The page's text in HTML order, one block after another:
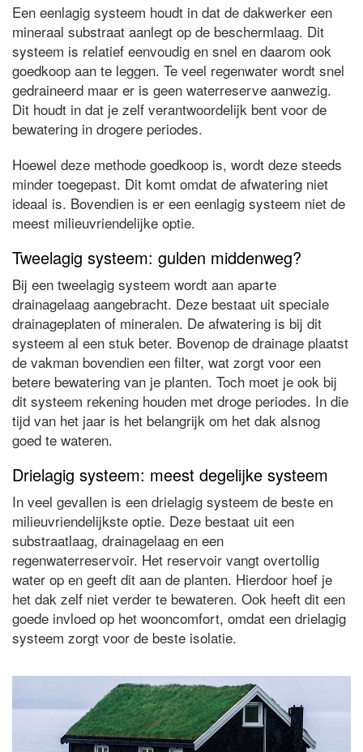
Een eenlagig systeem houdt in dat de dakwerker een
mineraal substraat aanlegt op de beschermlaag. Dit
systeem is relatief eenvoudig en snel en daarom ook
goedkoop aan te leggen. Te veel regenwater wordt snel
gedraineerd maar er is geen waterreserve aanwezig.
Dit houdt in dat je zelf verantwoordelijk bent voor de
bewatering in drogere periodes.
Hoewel deze methode goedkoop is, wordt deze steeds
minder toegepast. Dit komt omdat de afwatering niet
ideaal is. Bovendien is er een eenlagig systeem niet de
meest milieuvriendelijke optie.
Tweelagig systeem: gulden middenweg?
Bij een tweelagig systeem wordt aan aparte
drainagelaag aangebracht. Deze bestaat uit speciale
drainageplaten of mineralen. De afwatering is bij dit
systeem al een stuk beter. Bovenop de drainage plaatst
de vakman bovendien een filter, wat zorgt voor een
betere bewatering van je planten. Toch moet je ook bij
dit systeem rekening houden met droge periodes. In die
tijd van het jaar is het belangrijk om het dak alsnog
goed te wateren.
Drielagig systeem: meest degelijke systeem
In veel gevallen is een drielagig systeem de beste en
milieuvriendelijkste optie. Deze bestaat uit een
substraatlaag, drainagelaag en een
regenwaterreservoir. Het reservoir vangt overtollig
water op en geeft dit aan de planten. Hierdoor hoef je
het dak zelf niet verder te bewateren. Ook heeft dit een
goede invloed op het wooncomfort, omdat een drielagig
systeem zorgt voor de beste isolatie.